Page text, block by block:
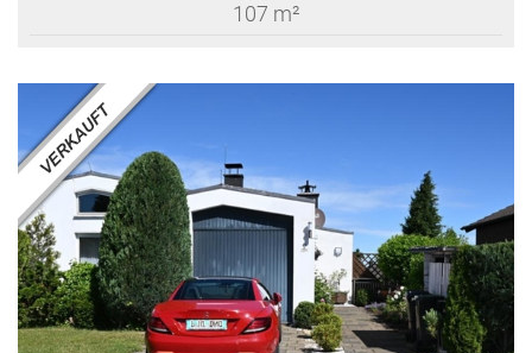
107 m²